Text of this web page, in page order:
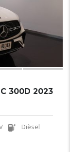
300D 2023
Dièsel